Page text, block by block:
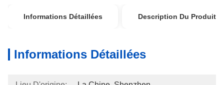
Informations Détaillées Description Du Produit
Informations Détaillées